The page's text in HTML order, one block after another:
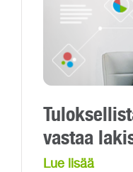
vastaa
Lue lisää